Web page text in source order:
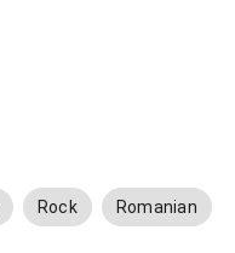
Rock Romanian